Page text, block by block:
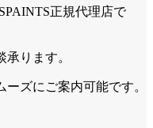
正規代理店で
ります。
ズにご案内可能です。